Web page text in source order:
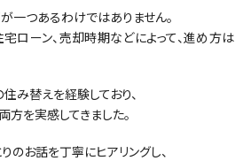
一つあるわけではありません。
ローン、売却時期などによって、進め方は
み替えを経験しており、
方を実感してきました。
のお話を丁寧にヒアリングし、